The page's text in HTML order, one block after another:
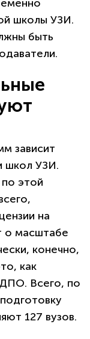
школы УЗИ.
быть
зависит
школ УЗИ.
этой
на
о масштабе
конечно,
как
ДПО. Всего, по
127 вузов.